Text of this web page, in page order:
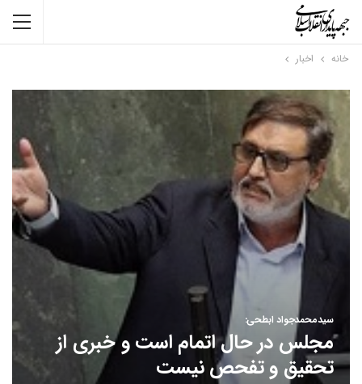
خانه اخبار
سیدمحمدجواد ابطحی:
مجلس در حال اتمام است و خبری از
تحقیق و تفحص نیست